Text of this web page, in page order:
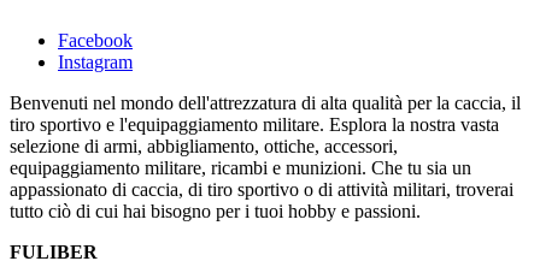
Facebook
Instagram
Benvenuti nel mondo dell'attrezzatura di alta qualità per la caccia, il
tiro sportivo e l'equipaggiamento militare. Esplora la nostra vasta
selezione di armi, abbigliamento, ottiche, accessori,
equipaggiamento militare, ricambi e munizioni. Che tu sia un
appassionato di caccia, di tiro sportivo o di attività militari, troverai
tutto ciò di cui hai bisogno per i tuoi hobby e passioni.
FULIBER